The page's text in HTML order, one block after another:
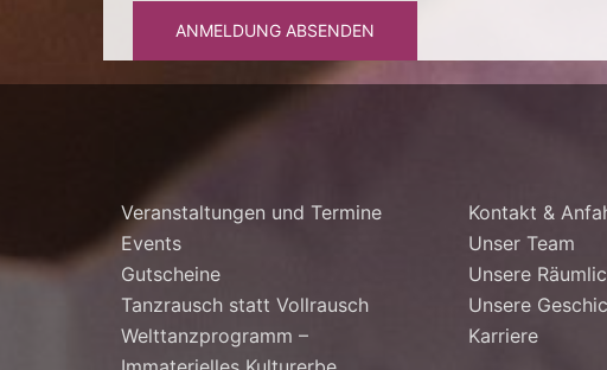
ANMELDUNG ABSENDEN
Veranstaltungen und Termine
Events
Gutscheine
Tanzrausch statt Vollrausch
Welttanzprogramm –
Kontakt &
Unser Team
Unsere
Unsere
Karriere